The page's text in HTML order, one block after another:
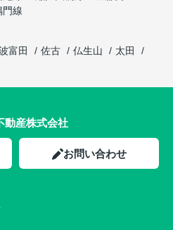
門線
富田 佐古 仏生山
太田
動産株式会社
お問い合わせ